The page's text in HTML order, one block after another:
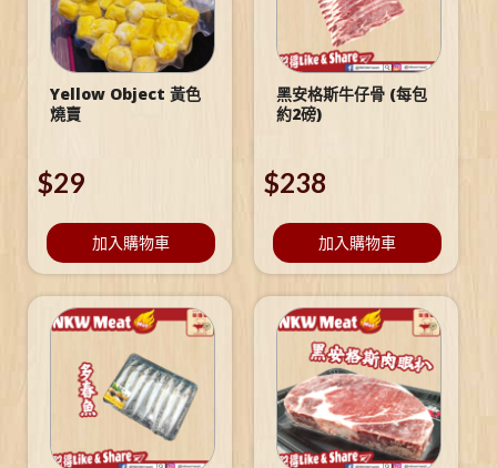
Yellow Object 黃色
燒賣
$29
加入購物車
黑安格斯牛仔骨 (每包
約2磅)
$238
加入購物車